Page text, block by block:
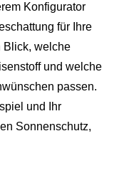
Konfigurator
für Ihre
Blick, welche
und welche
passen.
und Ihr
Sonnenschutz,